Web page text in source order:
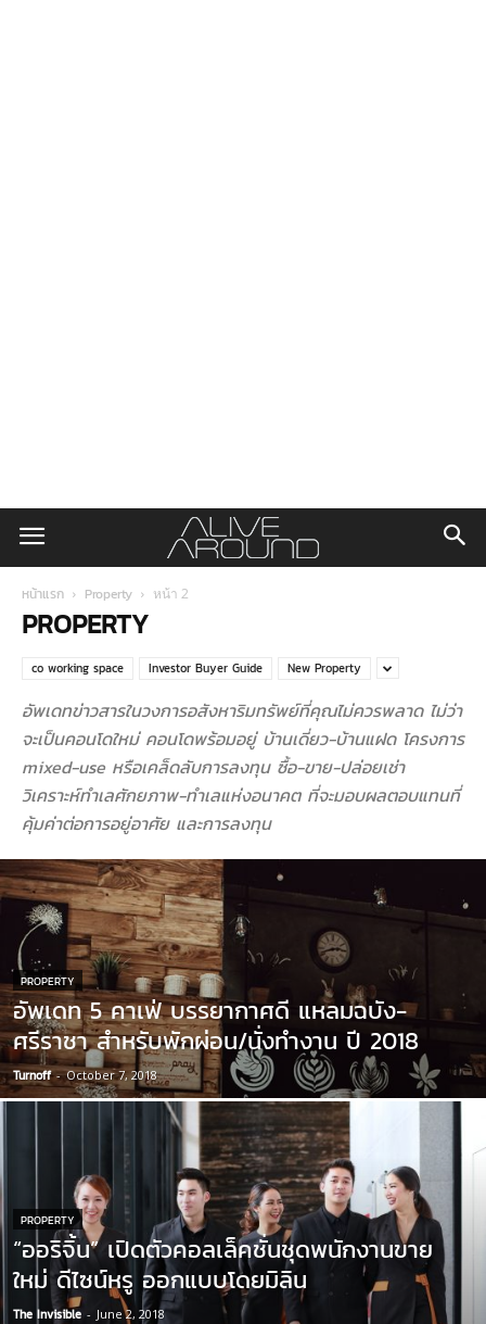
หน้าแรก Property หน้า 2
PROPERTY
co working space Investor Buyer Guide New Property
อัพเดทข่าวสารในวงการอสังหาริมทรัพย์ที่คุณไม่ควรพลาด ไม่ว่า
จะเป็นคอนโดใหม่ คอนโดพร้อมอยู่ บ้านเดี่ยว-บ้านแฝด โครงการ
mixed-use หรือเคล็ดลับการลงทุน ซื้อ-ขาย-ปล่อยเช่า
วิเคราะห์ทำเลศักยภาพ-ทำเลแห่งอนาคต ที่จะมอบผลตอบแทนที่
คุ้มค่าต่อการอยู่อาศัย และการลงทุน
PROPERTY
อัพเดท 5 คาเฟ่ บรรยากาศดี แหลมฉบัง-
ศรีราชา สำหรับพักผ่อน/นั่งทำงาน ปี 2018
Turnoff - October 7, 2018
PROPERTY
“ออริจิ้น” เปิดตัวคอลเล็คชั่นชุดพนักงานขาย
ใหม่ ดีไซน์หรู ออกแบบโดยมิลิน
The Invisible - June 2, 2018